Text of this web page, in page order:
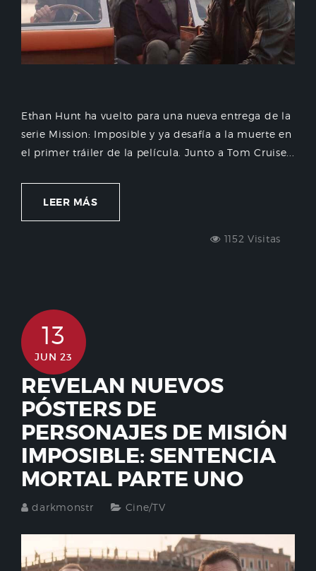
Ethan Hunt ha vuelto para una nueva entrega de la
serie Mission: Imposible y ya desafía a la muerte en
el primer tráiler de la película. Junto a Tom Cruise...
LEER MÁS
1152 Visitas
13
JUN 23
REVELAN NUEVOS
PÓSTERS DE
PERSONAJES DE MISIÓN
IMPOSIBLE: SENTENCIA
MORTAL PARTE UNO
darkmonstr Cine/TV